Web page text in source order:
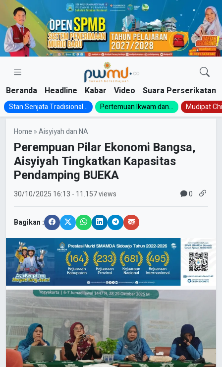
Skip
content
Beranda Headline Kabar Video Suara Perserikatan
Stan Senjata Tradisional... Pertemuan Ikwam dan... Mudipat
Home »Aisyiyah dan NA
Perempuan Pilar Ekonomi Bangsa,
Aisyiyah Tingkatkan Kapasitas
Pendamping BUEKA
30/10/2025 16:13 - 11.157 views 0
Bagikan :